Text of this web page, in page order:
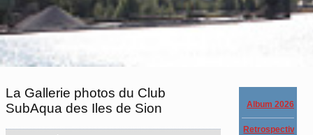
La Gallerie photos du Club
SubAqua des Iles de Sion
Album 2026
Retrospective